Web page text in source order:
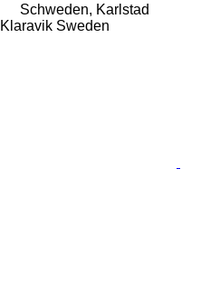
Schweden, Karlstad
Klaravik Sweden